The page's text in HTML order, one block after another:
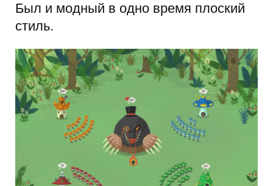
Был и модный в одно время плоский
стиль.